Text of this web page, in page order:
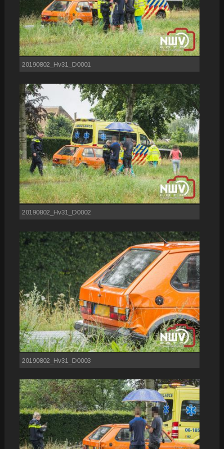
20190802_Hv31_D0001
20190802_Hv31_D0002
20190802_Hv31_D0003